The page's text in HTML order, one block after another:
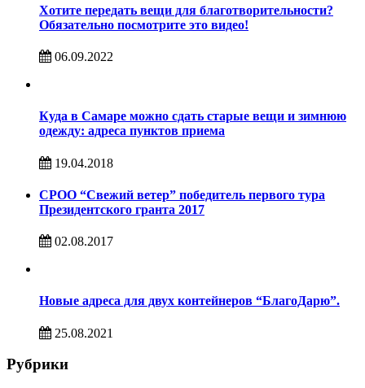
Хотите передать вещи для благотворительности?
Обязательно посмотрите это видео!
06.09.2022
Куда в Самаре можно сдать старые вещи и зимнюю
одежду: адреса пунктов приема
19.04.2018
СРОО “Свежий ветер” победитель первого тура
Президентского гранта 2017
02.08.2017
Новые адреса для двух контейнеров “БлагоДарю”.
25.08.2021
Рубрики